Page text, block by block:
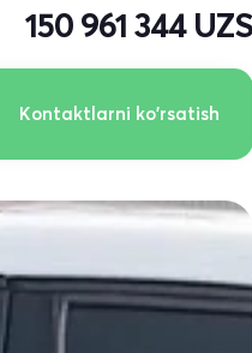
150 961 344 UZS
Kontaktlarni ko'rsatish